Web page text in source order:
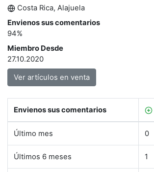
Costa Rica, Alajuela
Envienos sus comentarios
94%
Miembro Desde
27.10.2020
Ver artículos en venta
Envienos sus comentarios
Último mes 0
Últimos 6 meses 1